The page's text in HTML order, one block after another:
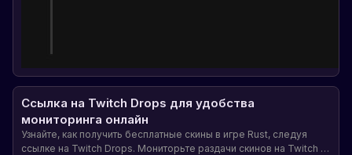
Ссылка на Twitch Drops для удобства
мониторинга онлайн
Узнайте, как получить бесплатные скины в игре Rust, следуя
ссылке на Twitch Drops. Мониторьте раздачи скинов на Twitch и